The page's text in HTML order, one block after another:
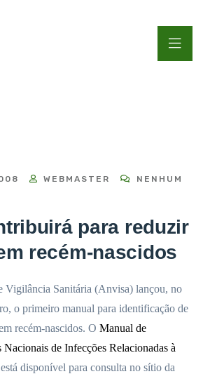
WEBMASTER
NENHUM
para reduzir
recém-nascidos
Vigilância Sanitária (Anvisa) lançou, no
o primeiro manual para identificação de
recém-nascidos. O Manual de
de Infecções Relacionadas à
disponível para consulta no sítio da